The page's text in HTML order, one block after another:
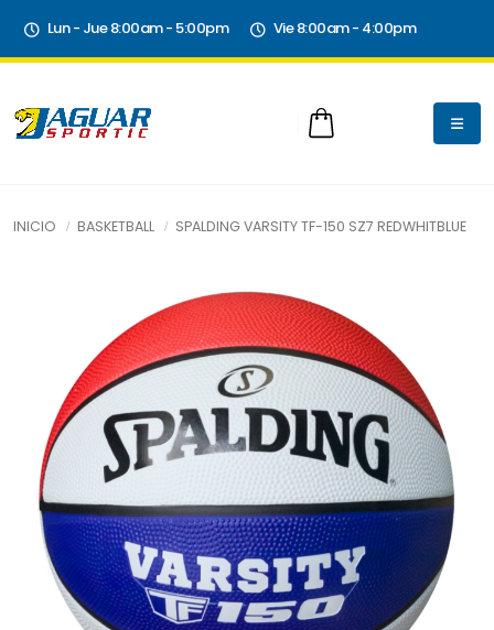
Lun - Jue 8:00am - 5:00pm Vie 8:00am - 4:00pm
INICIO BASKETBALL SPALDING VARSITY TF-150 SZ7 REDWHITBLUE